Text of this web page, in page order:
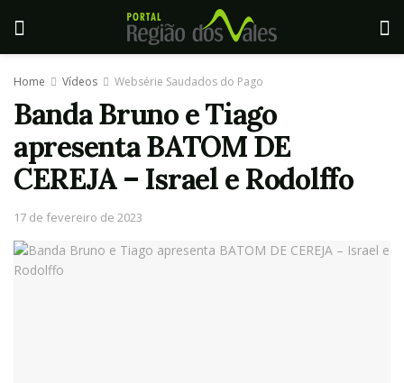
Home Vídeos Websérie Saudados do Pago
Banda Bruno e Tiago
apresenta BATOM DE
CEREJA – Israel e Rodolffo
17 de fevereiro de 2023